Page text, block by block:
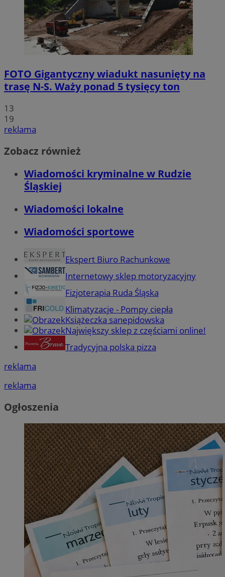
FOTO Gigantyczny wiadukt nasunięty na
trasę N-S. Waży ponad 5 tysięcy ton
13
19
reklama
Zobacz również
Wiadomości kryminalne w Rudzie
Śląskiej
Wiadomości lokalne
Wiadomości sportowe
Ekspert Biuro Rachunkowe
Internetowy sklep motoryzacyjny
Fizjoterapia Ruda Śląska
Klimatyzacje - Pompy ciepła
Książeczka sanepidowska
Największy sklep z częściami online!
Tradycyjna polska pizza
reklama
reklama
Ogłoszenia